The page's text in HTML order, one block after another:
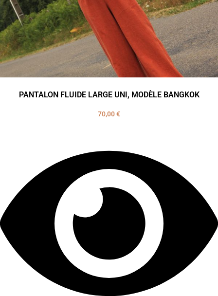
PANTALON FLUIDE LARGE UNI, MODÈLE BANGKOK
70,00€